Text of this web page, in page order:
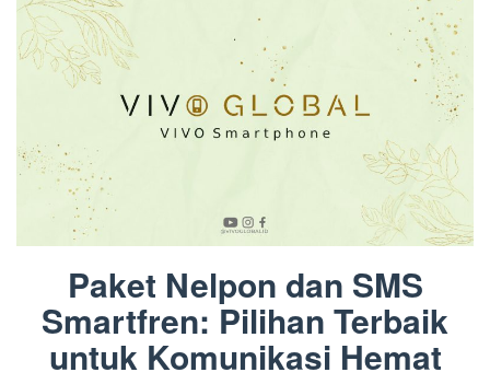
Paket Nelpon dan SMS
Smartfren: Pilihan Terbaik
untuk Komunikasi Hemat